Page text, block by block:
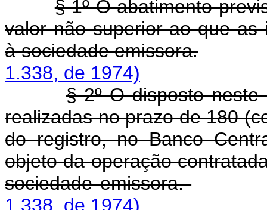
§ 1º O abatimento
valor não superior ao que as
à sociedade emissora.
1.338, de 1974)
§ 2º O disposto
realizadas no prazo de 180
do registro, no Banco
objeto da operação
sociedade emissora.
1.338, de 1974)